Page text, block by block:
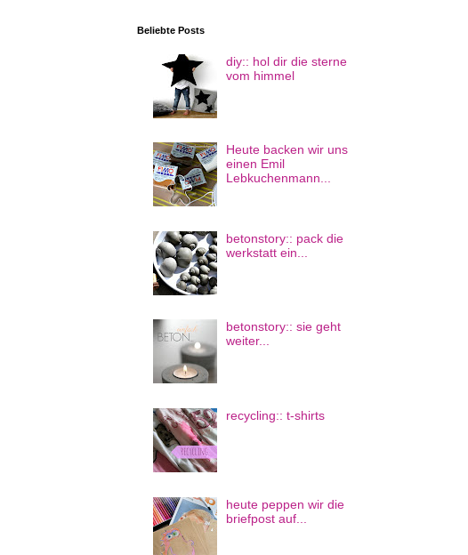
Beliebte Posts
diy:: hol dir die sterne
vom himmel
Heute backen wir uns
einen Emil
Lebkuchenmann...
betonstory:: pack die
werkstatt ein...
betonstory:: sie geht
weiter...
recycling:: t-shirts
heute peppen wir die
briefpost auf...